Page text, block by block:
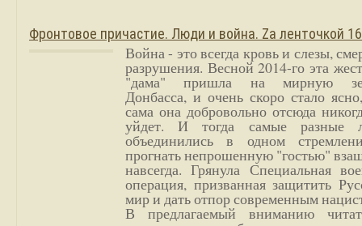
Фронтовое причастие. Люди и война. Zа ленточкой
Война - это всегда кровь и слезы,
разрушения. Весной 2014-го эта
"дама" пришла на мирную
Донбасса, и очень скоро стало
сама она добровольно отсюда
уйдет. И тогда самые разные
объединились в одном
прогнать непрошенную "гостью"
навсегда. Грянула Специальная
операция, призванная защитить
мир и дать отпор современным
В предлагаемый вниманию